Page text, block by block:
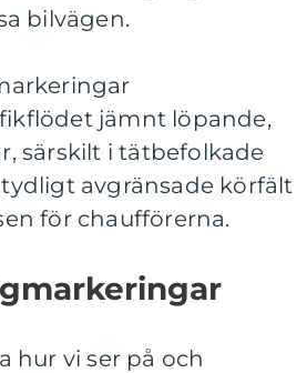
bilvägen.
jämnt löpande,
särskilt i tätbefolkade
avgränsade körfält
för chaufförerna.
hur vi ser på och